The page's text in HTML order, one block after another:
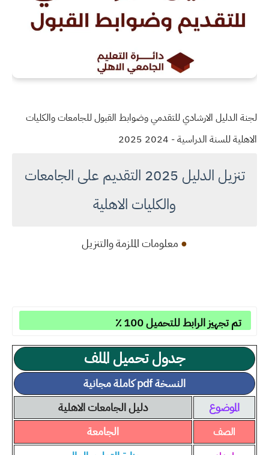
لجنة الدليل الارشادي للتقدمي وضوابط القبول للجامعات والكليات
الاهلية للسنة الدراسية - 2024 2025
تنزيل الدليل 2025 التقديم على الجامعات
والكليات الاهلية
● معلومات الملزمة والتنزيل
تم تجهيز الرابط للتحميل 100 ٪
جدول تحميل الملف
النسخة pdf كاملة مجانية
الموضوع
دليل الجامعات الاهلية
الصف الجامعة